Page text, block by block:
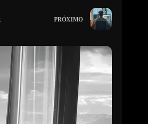
PRÓXIMO